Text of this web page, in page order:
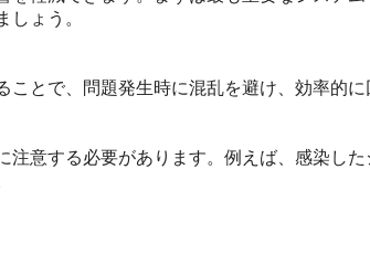
ょう。
とで、問題発生時に混乱を避け、効率的に
注意する必要があります。例えば、感染し